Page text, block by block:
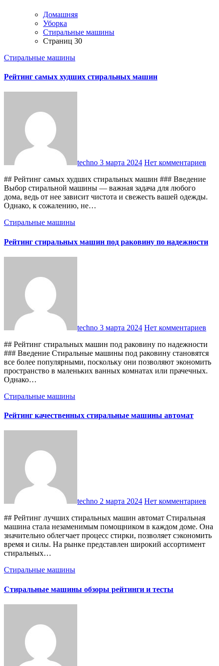
Домашняя
Уборка
Стиральные машины
Страниц 30
Стиральные машины
Рейтинг самых худших стиральных машин
techno 3 марта 2024 Нет комментариев
## Рейтинг самых худших стиральных машин ### Введение
Выбор стиральной машины — важная задача для любого
дома, ведь от нее зависит чистота и свежесть вашей одежды.
Однако, к сожалению, не…
Стиральные машины
Рейтинг стиральных машин под раковину по надежности
techno 3 марта 2024 Нет комментариев
## Рейтинг стиральных машин под раковину по надежности
### Введение Стиральные машины под раковину становятся
все более популярными, поскольку они позволяют экономить
пространство в маленьких ванных комнатах или прачечных.
Однако…
Стиральные машины
Рейтинг качественных стиральные машины автомат
techno 2 марта 2024 Нет комментариев
## Рейтинг лучших стиральных машин автомат Стиральная
машина стала незаменимым помощником в каждом доме. Она
значительно облегчает процесс стирки, позволяет сэкономить
время и силы. На рынке представлен широкий ассортимент
стиральных…
Стиральные машины
Стиральные машины обзоры рейтинги и тесты